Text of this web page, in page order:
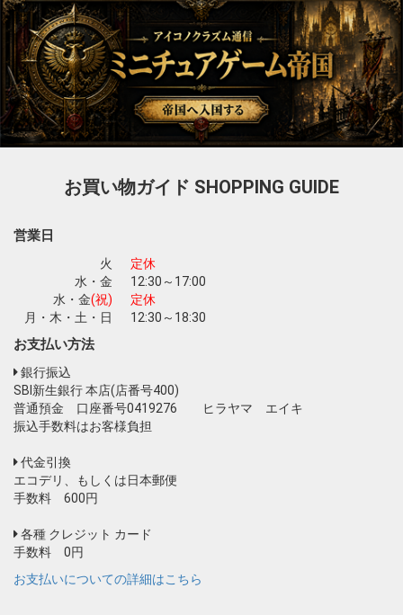
お買い物ガイド SHOPPING GUIDE
営業日
火
定休
水・金
12:30～17:00
水・金(祝)
定休
月・木・土・日
12:30～18:30
お支払い方法
銀行振込
SBI新生銀行 本店(店番号400)
普通預金 口座番号0419276 ヒラヤマ エイキ
振込手数料はお客様負担
代金引換
エコデリ、もしくは日本郵便
手数料 600円
各種 クレジット カード
手数料 0円
お支払いについての詳細はこちら